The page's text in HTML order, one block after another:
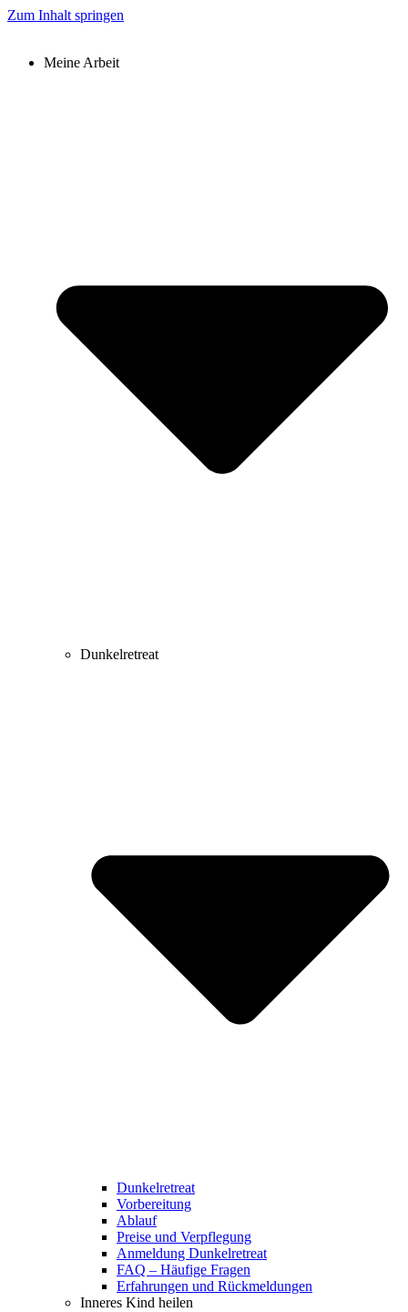
Zum Inhalt springen
Meine Arbeit
Dunkelretreat
Dunkelretreat
Vorbereitung
Ablauf
Preise und Verpflegung
Anmeldung Dunkelretreat
FAQ – Häufige Fragen
Erfahrungen und Rückmeldungen
Inneres Kind heilen